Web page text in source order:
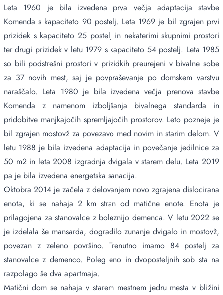
Leta 1960 je bila izvedena prva večja adaptacija stavbe
Komenda s kapaciteto 90 postelj. Leta 1969 je bil zgrajen prvi
prizidek s kapaciteto 25 postelj in nekaterimi skupnimi prostori
ter drugi prizidek v letu 1979 s kapaciteto 54 postelj. Leta 1985
so bili podstrešni prostori v prizidkih preurejeni v bivalne sobe
za 37 novih mest, saj je povpraševanje po domskem varstvu
naraščalo. Leta 1980 je bila izvedena večja prenova stavbe
Komenda z namenom izboljšanja bivalnega standarda in
pridobitve manjkajočih spremljajočih prostorov. Leto pozneje je
bil zgrajen mostovž za povezavo med novim in starim delom. V
letu 1988 je bila izvedena adaptacija in povečanje jedilnice za
50 m2 in leta 2008 izgradnja dvigala v starem delu. Leta 2019
pa je bila izvedena energetska sanacija.
Oktobra 2014 je začela z delovanjem novo zgrajena dislocirana
enota, ki se nahaja 2 km stran od matične enote. Enota je
prilagojena za stanovalce z boleznijo demenca. V letu 2022 se
je izdelala še mansarda, dogradilo zunanje dvigalo in mostovž,
povezan z zeleno površino. Trenutno imamo 84 postelj za
stanovalce z demenco. Poleg eno in dvoposteljnih sob sta na
razpolago še dva apartmaja.
Matični dom se nahaja v starem mestnem jedru mesta v bližini